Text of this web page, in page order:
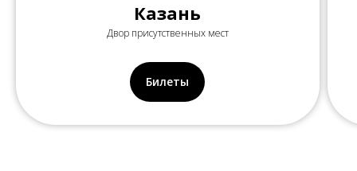
Казань
Двор присутственных мест
Билеты